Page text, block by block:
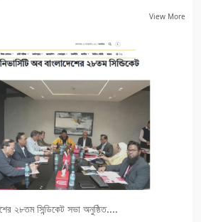
View More
২৮তম সিন্ডিকেট সভা অনুষ্ঠিত....